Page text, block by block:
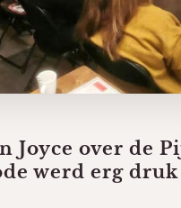
Joyce over de
werd erg druk